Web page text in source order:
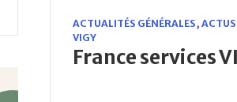
ACTUALITÉS GÉNÉRALES, ACTUS
VIGY
France services